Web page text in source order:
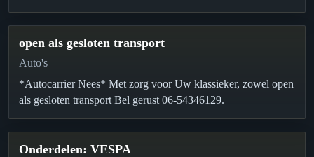
open als gesloten transport
Auto's
*Autocarrier Nees* Met zorg voor Uw klassieker, zowel open
als gesloten transport Bel gerust 06-54346129.
Onderdelen: VESPA